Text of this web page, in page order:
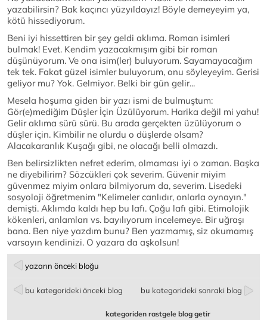
yazabilirsin? Bak kaçıncı yüzyıldayız! Böyle demeyeyim ya,
kötü hissediyorum.
Beni iyi hissettiren bir şey geldi aklıma. Roman isimleri
bulmak! Evet. Kendim yazacakmışım gibi bir roman
düşünüyorum. Ve ona isim(ler) buluyorum. Sayamayacağım
tek tek. Fakat güzel isimler buluyorum, onu söyleyeyim. Gerisi
geliyor mu? Yok. Gelmiyor. Belki bir gün gelir...
Mesela hoşuma giden bir yazı ismi de bulmuştum:
Gör(e)mediğim Düşler İçin Üzülüyorum. Harika değil mi yahu!
Gelir aklıma sürü sürü. Bu arada gerçekten üzülüyorum o
düşler için. Kimbilir ne olurdu o düşlerde olsam?
Alacakaranlık Kuşağı gibi, ne olacağı belli olmazdı.
Ben belirsizlikten nefret ederim, olmaması iyi o zaman. Başka
ne diyebilirim? Sözcükleri çok severim. Güvenir miyim
güvenmez miyim onlara bilmiyorum da, severim. Lisedeki
sosyoloji öğretmenim "Kelimeler canlıdır, onlarla oynayın."
demişti. Aklımda kaldı hep bu lafı. Çoğu lafı gibi. Etimolojik
kökenleri, anlamları vs. bayılıyorum incelemeye. Bir uğraşı
bana. Ben niye yazdım bunu? Ben yazmamış, siz okumamış
varsayın kendinizi. O yazara da aşkolsun!
yazarın önceki bloğu
bu kategorideki önceki blog bu kategorideki sonraki blog
kategoriden rastgele blog getir